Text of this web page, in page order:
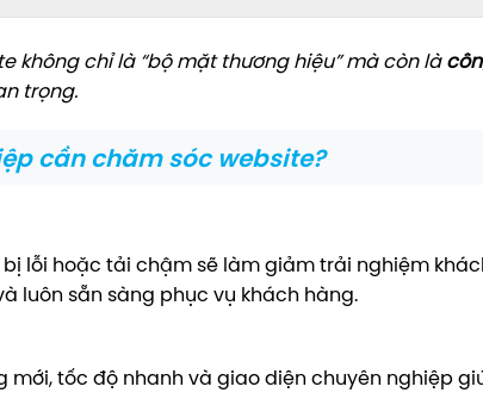
không chỉ là “bộ mặt thương hiệu” mà còn là
trọng.
cần chăm sóc website?
lỗi hoặc tải chậm sẽ làm giảm trải nghiệm
luôn sẵn sàng phục vụ khách hàng.
mới, tốc độ nhanh và giao diện chuyên nghiệp